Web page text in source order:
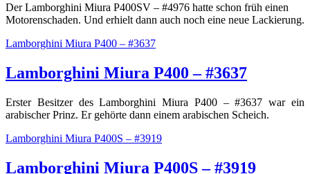
Der Lamborghini Miura P400SV – #4976 hatte schon früh einen
Motorenschaden. Und erhielt dann auch noch eine neue Lackierung.
Lamborghini Miura P400 – #3637
Lamborghini Miura P400 – #3637
Erster Besitzer des Lamborghini Miura P400 – #3637 war ein
arabischer Prinz. Er gehörte dann einem arabischen Scheich.
Lamborghini Miura P400S – #3919
Lamborghini Miura P400S – #3919